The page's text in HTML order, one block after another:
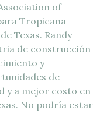
of
Tropicana
Texas. Randy
de construcción
y
de
y a mejor costo en
No podría estar